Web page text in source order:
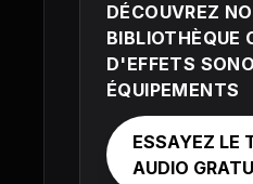
DÉCOUVREZ
BIBLIOTHÈQUE
D'EFFETS
ÉQUIPEMENTS
ESSAYEZ LE
AUDIO